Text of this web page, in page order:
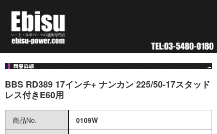
BBS RD389 17インチ+ ナンカン 225/50-17スタッド
レス付きE60用
商品No. 0109W